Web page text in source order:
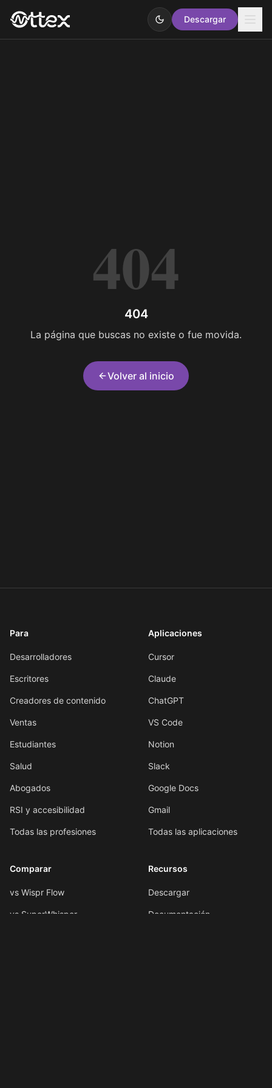
Descargar
404
404
La página que buscas no existe o fue movida.
Volver al inicio
Para
Desarrolladores
Escritores
Creadores de contenido
Ventas
Estudiantes
Salud
Abogados
RSI y accesibilidad
Todas las profesiones
Aplicaciones
Cursor
Claude
ChatGPT
VS Code
Notion
Slack
Google Docs
Gmail
Todas las aplicaciones
Comparar
vs Wispr Flow
vs SuperWhisper
Recursos
Descargar
Documentación